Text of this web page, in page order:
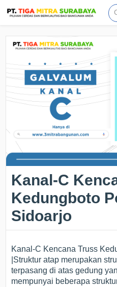
Kanal-C
Kedungboto
Sidoarjo
Kanal-C Kencana Truss
|Struktur atap merupakan
terpasang di atas gedung
mempunyai beberapa